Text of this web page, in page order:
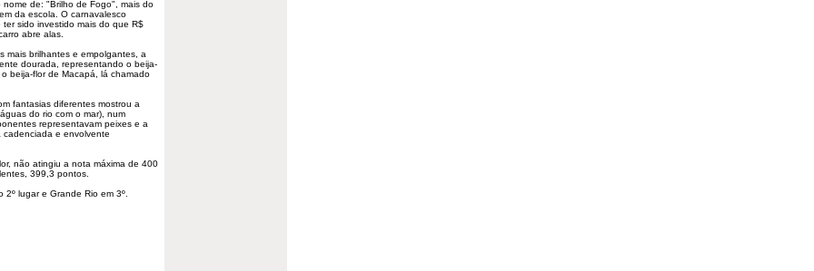
de: "Brilho de Fogo", mais do
da escola. O carnavalesco
sido investido mais do que R$
abre alas.
brilhantes e empolgantes, a
dourada, representando o beija-
beija-flor de Macapá, lá chamado
fantasias diferentes mostrou a
do rio com o mar), num
representavam peixes e a
e envolvente
atingiu a nota máxima de 400
399,3 pontos.
lugar e Grande Rio em 3º.